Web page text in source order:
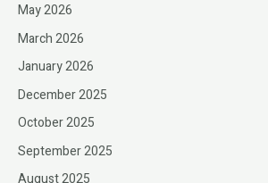
May 2026
March 2026
January 2026
December 2025
October 2025
September 2025
August 2025